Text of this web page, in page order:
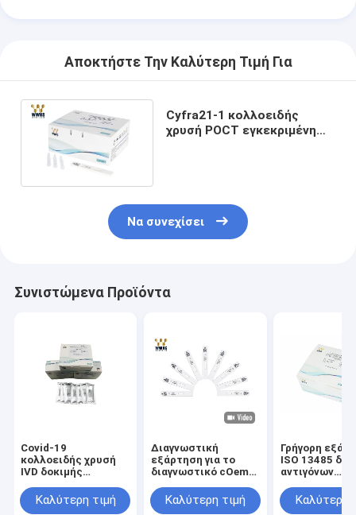
Αποκτήστε Την Καλύτερη Τιμή Για
Cyfra21-1 κολλοειδής
χρυσή POCT εγκεκριμένη
Να συνεχίσει
Συνιστώμενα Προϊόντα
Covid-19
κολλοειδής χρυσή
IVD δοκιμής
κασέτα
αντιδραστηρίων
Καλύτερη τιμή
Διαγνωστική
εξάρτηση για το
διαγνωστικό cOem
εξαρτήσεων IVD
δοκιμής
Καλύτερη τιμή
Γρήγορη
ISO 13485
αντιγόνων
δοκιμής
POCT/FIA
Καλύτερη